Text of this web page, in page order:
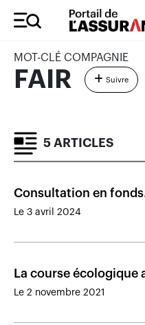
MOT-CLÉ COMPAGNIE
FAIR Suivre
5 ARTICLES
Consultation en fonds
communs : le
Le 3 avril 2024
La course écologique
naître une foule de
Le 2 novembre 2021